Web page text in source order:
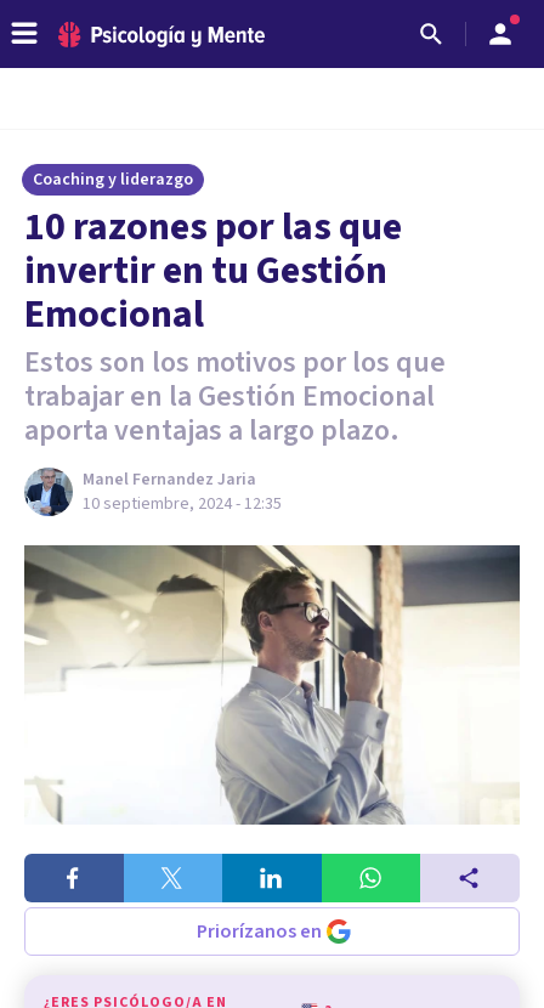
Coaching y liderazgo
10 razones por las que
invertir en tu Gestión
Emocional
Estos son los motivos por los que
trabajar en la Gestión Emocional
aporta ventajas a largo plazo.
Manel Fernandez Jaria
10 septiembre, 2024 - 12:35
Priorízanos en
¿ERES PSICÓLOGO/A EN